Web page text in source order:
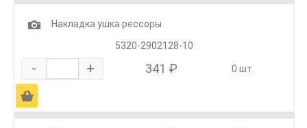
1
Накладка ушка рессоры
5320-2902128-10
- + 341 ₽ 0 шт.
Ä